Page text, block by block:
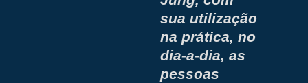
sua utilização
na prática, no
dia-a-dia, as
pessoas